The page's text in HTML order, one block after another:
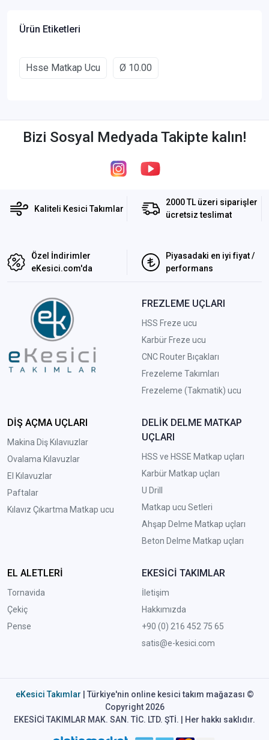
Ürün Etiketleri
Hsse Matkap Ucu Ø 10.00
Bizi Sosyal Medyada Takipte kalın!
Kaliteli Kesici Takımlar
2000 TL üzeri siparişler
ücretsiz teslimat
Özel İndirimler
eKesici.com'da
Piyasadaki en iyi fiyat /
performans
FREZLEME UÇLARI
HSS Freze ucu
Karbür Freze ucu
CNC Router Bıçakları
Frezeleme Takımları
Frezeleme (Takmatik) ucu
DİŞ AÇMA UÇLARI
Makina Diş Kılavıuzlar
Ovalama Kılavuzlar
El Kılavuzlar
Paftalar
Kılavız Çıkartma Matkap ucu
DELİK DELME MATKAP
UÇLARI
HSS ve HSSE Matkap uçları
Karbür Matkap uçları
U Drill
Matkap ucu Setleri
Ahşap Delme Matkap uçları
Beton Delme Matkap uçları
EL ALETLERİ
Tornavida
Çekiç
Pense
EKESİCİ TAKIMLAR
İletişim
Hakkımızda
+90 (0) 216 452 75 65
satis@e-kesici.com
eKesici Takımlar | Türkiye'nin online kesici takım mağazası ©
Copyright 2026
EKESİCİ TAKIMLAR MAK. SAN. TİC. LTD. ŞTİ. | Her hakkı saklıdır.